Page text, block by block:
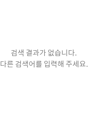
검색 결과가 없습니다.
다른 검색어를 입력해 주세요.